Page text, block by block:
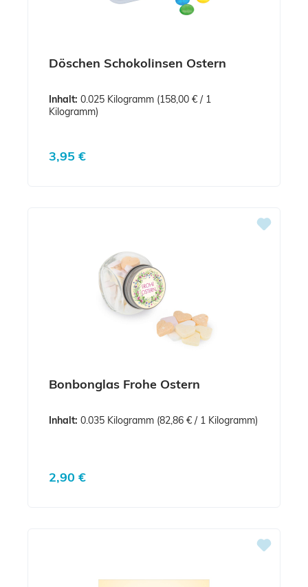
Döschen Schokolinsen Ostern
Inhalt: 0.025 Kilogramm (158,00 € / 1
Kilogramm)
Regulärer Preis:
3,95 €
Bonbonglas Frohe Ostern
Inhalt: 0.035 Kilogramm (82,86 € / 1 Kilogramm)
Regulärer Preis:
2,90 €